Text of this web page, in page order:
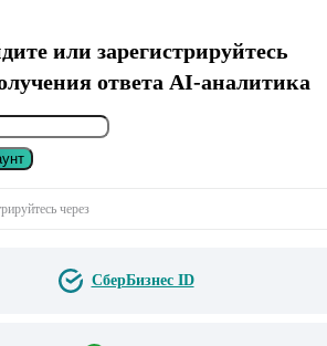
или зарегистрируйтесь
ответа AI-аналитика
через
СберБизнес ID